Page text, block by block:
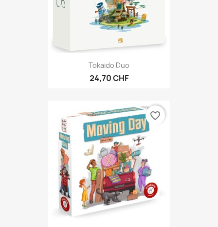
Tokaido Duo
24,70 CHF
favorite_border